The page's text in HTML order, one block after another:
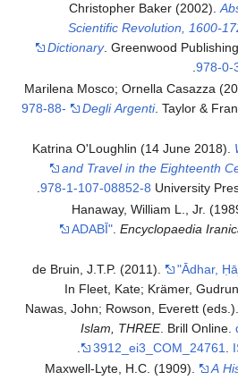
Christopher Baker (2002).
Scientific Revolution, 1600-
Dictionary. Greenwood
978-0-
.
Marilena Mosco; Ornella Casazza
Degli Argenti. Taylor &
978-88-
Katrina O'Loughlin (14 June 2018).
and Travel in the Eighteenth
University
978-1-107-08852-8
.
Hanaway, William L., Jr.
ADABĪ" .Encyclopaedia
de Bruin, J.T.P. (2011). "Ādhar,
In Fleet, Kate; Krämer,
Nawas, John; Rowson, Everett
Islam, THREE. Brill Online.
3912_ei3_COM_24761
Maxwell-Lyte, H.C. (1909). A